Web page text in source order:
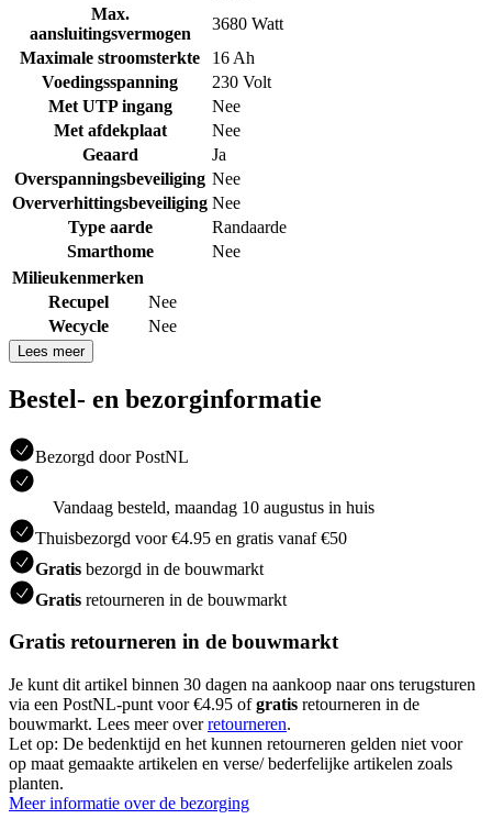
Max.
aansluitingsvermogen
3680 Watt
Maximale stroomsterkte
16 Ah
Voedingsspanning
230 Volt
Met UTP ingang
Nee
Met afdekplaat
Nee
Geaard
Ja
Overspanningsbeveiliging Nee
Oververhittingsbeveiliging Nee
Type aarde
Randaarde
Smarthome
Nee
Milieukenmerken
Recupel
Nee
Wecycle
Nee
Lees meer
Bestel- en bezorginformatie
Bezorgd door PostNL
Vandaag besteld, maandag 10 augustus in huis
Thuisbezorgd voor €4.95 en gratis vanaf €50
Gratis bezorgd in de bouwmarkt
Gratis retourneren in de bouwmarkt
Gratis retourneren in de bouwmarkt
Je kunt dit artikel binnen 30 dagen na aankoop naar ons terugsturen
via een PostNL-punt voor €4.95 ofgratis retourneren in de
bouwmarkt. Lees meer overretourneren.
Let op: De bedenktijd en het kunnen retourneren gelden niet voor
op maat gemaakte artikelen en verse/ bederfelijke artikelen zoals
planten.
Meer informatie over de bezorging